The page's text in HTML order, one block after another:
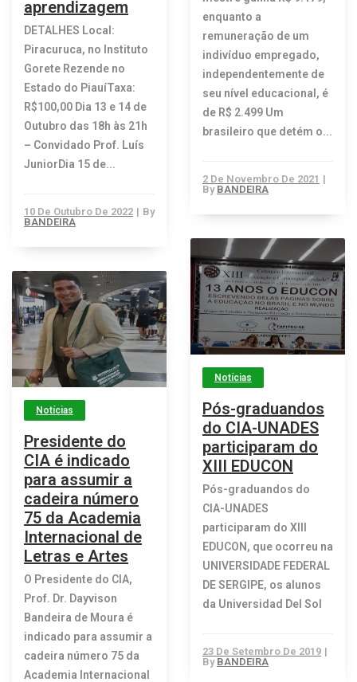
aprendizagem
DETALHES Local:
Piracuruca, no Instituto
Gorete Rezende no
Estado do PiauíTaxa:
R$100,00 Dia 13 e 14 de
Outubro das 18h às 21h
– Convidado Prof. Luís
JuniorDia 15 de...
10 De Outubro De 2022 | By
BANDEIRA
enquanto a
remuneração de um
indivíduo empregado,
independentemente de
seu nível educacional, é
de R$ 2.499 Um
brasileiro que detém o...
2 De Novembro De 2021 |
By BANDEIRA
Notícias
Pós-graduandos
do CIA-UNADES
participaram do
XIII EDUCON
Pós-graduandos do
CIA-UNADES
participaram do XIII
EDUCON, que ocorreu na
UNIVERSIDADE FEDERAL
DE SERGIPE, os alunos
da Universidad Del Sol
23 De Setembro De 2019 |
By BANDEIRA
Notícias
Presidente do
CIA é indicado
para assumir a
cadeira número
75 da Academia
Internacional de
Letras e Artes
O Presidente do CIA,
Prof. Dr. Dayvison
Bandeira de Moura é
indicado para assumir a
cadeira número 75 da
Academia Internacional